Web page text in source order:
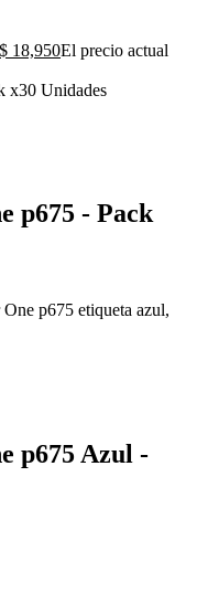
$ 18,950El precio actual
p675 - Pack
p675 Azul -